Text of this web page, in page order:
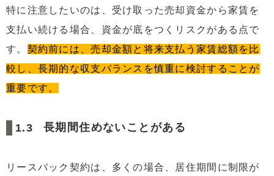
特に注意したいのは、受け取った売却資金から家賃を
支払い続ける場合、資金が底をつくリスクがある点で
す。 契約前には、売却金額と将来支払う家賃総額を比
較し、長期的な収支バランスを慎重に検討することが
重要です。
長期間住めないことがある
リースバック契約は、多くの場合、居住期間に制限が